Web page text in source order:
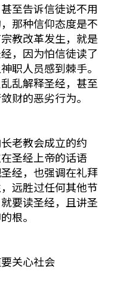
至告诉信徒说不用
那种信仰态度是不
教改革发生，就是
，因为怕信徒读了
职人员感到棘手。
乱解释圣经，甚至
财的恶劣行为。
老教会成立的约
圣经上帝的话语
经，也强调在礼拜
远胜过任何其他节
要读圣经，且讲圣
根。
关心社会